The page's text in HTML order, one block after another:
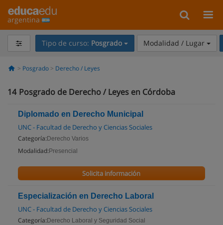
argentina
Tipo de curso: Posgrado Modalidad / Lugar
Posgrado Derecho / Leyes
14 Posgrado de Derecho / Leyes en Córdoba
Diplomado en Derecho Municipal
UNC - Facultad de Derecho y Ciencias Sociales
Categoría: Derecho Varios
Modalidad: Presencial
Solicita información
Especialización en Derecho Laboral
UNC - Facultad de Derecho y Ciencias Sociales
Categoría: Derecho Laboral y Seguridad Social